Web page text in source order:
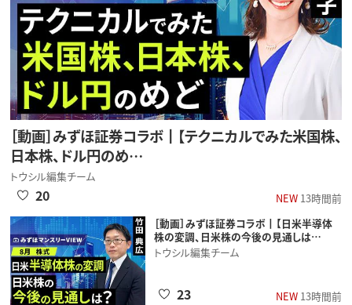
［動画］みずほ証券コラボ┃【テクニカルでみた米国株、
日本株、ドル円のめ…
トウシル編集チーム
NEW13時間前
20
［動画］みずほ証券コラボ┃【日米半導体
株の変調、日米株の今後の見通しは…
トウシル編集チーム
NEW13時間前
23